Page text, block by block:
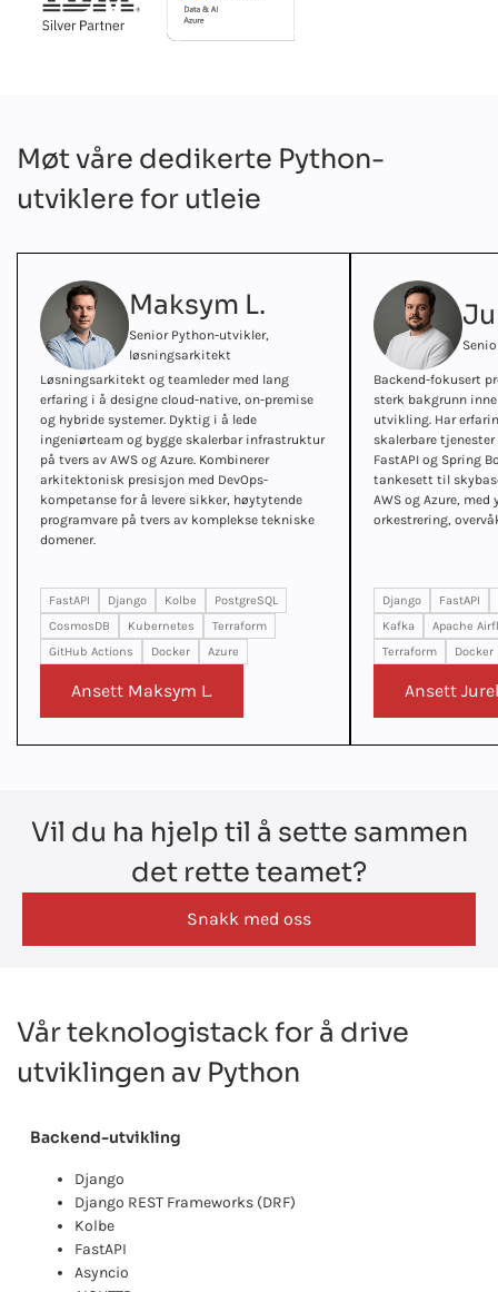
Møt våre dedikerte Python-
utviklere for utleie
Maksym L.
Senior Python-utvikler,
løsningsarkitekt
Løsningsarkitekt og teamleder med lang
erfaring i å designe cloud-native, on-premise
og hybride systemer. Dyktig i å lede
ingeniørteam og bygge skalerbar infrastruktur
på tvers av AWS og Azure. Kombinerer
arkitektonisk presisjon med DevOps-
kompetanse for å levere sikker, høytytende
programvare på tvers av komplekse tekniske
domener.
FastAPI Django Kolbe
PostgreSQL
CosmosDB
Kubernetes
Terraform
GitHub Actions
Docker Azure
Ansett Maksym L.
Backend-fokusert
sterk bakgrunn
utvikling. Har
skalerbare
FastAPI og Spring
tankesett til
AWS og Azure,
orkestrering,
Django
FastAPI
Kafka
Apache
Terraform
Docker
Ansett
Vil du ha hjelp til å sette sammen
det rette teamet?
Snakk med oss
Vår teknologistack for å drive
utviklingen av Python
Backend-utvikling
Django
Django REST Frameworks (DRF)
Kolbe
FastAPI
Asyncio